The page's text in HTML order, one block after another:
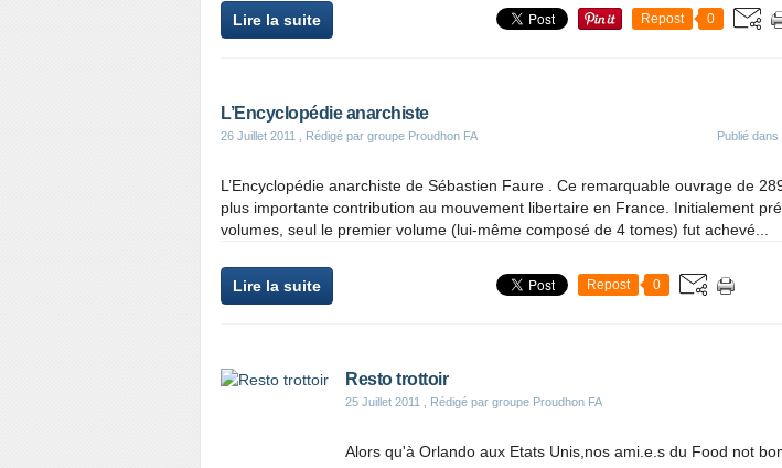
Lire la suite Repost 0
L’Encyclopédie anarchiste
26 Juillet 2011 , Rédigé par groupe Proudhon FA Publié dans
L’Encyclopédie anarchiste de Sébastien Faure . Ce remarquable ouvrage de
plus importante contribution au mouvement libertaire en France. Initialement
volumes, seul le premier volume (lui-même composé de 4 tomes) fut achevé...
Lire la suite Repost 0
Resto trottoir
25 Juillet 2011 , Rédigé par groupe Proudhon FA
Alors qu'à Orlando aux Etats Unis,nos ami.e.s du Food not